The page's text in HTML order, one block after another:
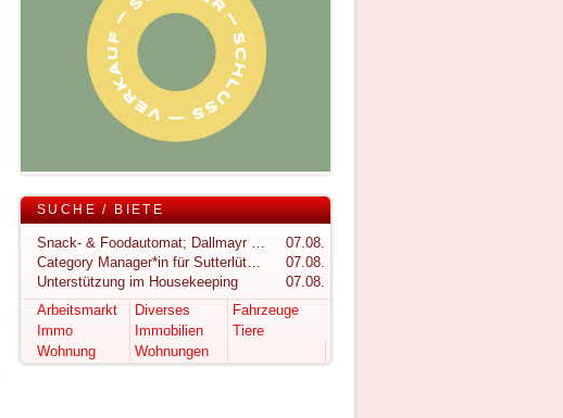
SUCHE / BIETE
Snack- & Foodautomat; Dallmayr S150
07.08.
Category Manager*in für Sutterlüty gesucht
07.08.
Unterstützung im Housekeeping
07.08.
Arbeitsmarkt
Diverses
Fahrzeuge
Immo
Immobilien
Tiere
Wohnung
Wohnungen